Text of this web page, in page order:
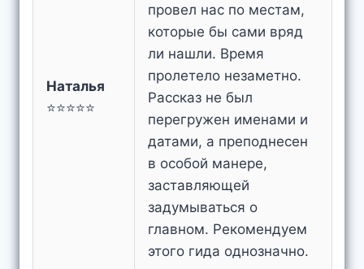
Наталья
⭐⭐⭐⭐⭐
провел нас по местам,
которые бы сами вряд
ли нашли. Время
пролетело незаметно.
Рассказ не был
перегружен именами и
датами, а преподнесен
в особой манере,
заставляющей
задумываться о
главном. Рекомендуем
этого гида однозначно.